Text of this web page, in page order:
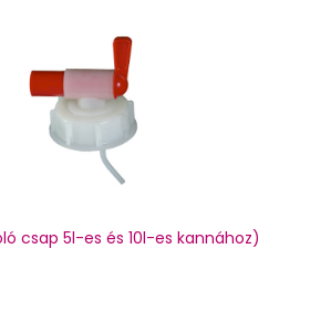
csap 5l-es és 10l-es kannához)